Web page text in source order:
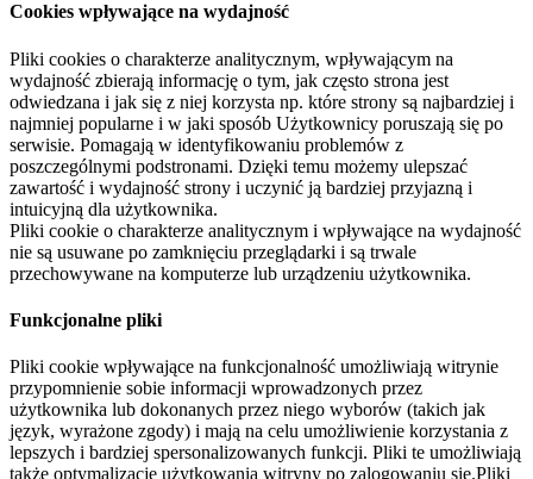
Cookies wpływające na wydajność
Pliki cookies o charakterze analitycznym, wpływającym na
wydajność zbierają informację o tym, jak często strona jest
odwiedzana i jak się z niej korzysta np. które strony są najbardziej i
najmniej popularne i w jaki sposób Użytkownicy poruszają się po
serwisie. Pomagają w identyfikowaniu problemów z
poszczególnymi podstronami. Dzięki temu możemy ulepszać
zawartość i wydajność strony i uczynić ją bardziej przyjazną i
intuicyjną dla użytkownika.
Pliki cookie o charakterze analitycznym i wpływające na wydajność
nie są usuwane po zamknięciu przeglądarki i są trwale
przechowywane na komputerze lub urządzeniu użytkownika.
Funkcjonalne pliki
Pliki cookie wpływające na funkcjonalność umożliwiają witrynie
przypomnienie sobie informacji wprowadzonych przez
użytkownika lub dokonanych przez niego wyborów (takich jak
język, wyrażone zgody) i mają na celu umożliwienie korzystania z
lepszych i bardziej spersonalizowanych funkcji. Pliki te umożliwiają
także optymalizację użytkowania witryny po zalogowaniu się.Pliki